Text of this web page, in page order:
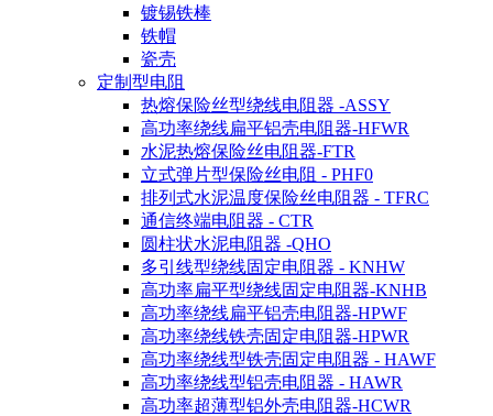
镀锡铁棒
铁帽
瓷壳
定制型电阻
热熔保险丝型绕线电阻器 -ASSY
高功率绕线扁平铝壳电阻器-HFWR
水泥热熔保险丝电阻器-FTR
立式弹片型保险丝电阻 - PHF0
排列式水泥温度保险丝电阻器 - TFRC
通信终端电阻器 - CTR
圆柱状水泥电阻器 -QHO
多引线型绕线固定电阻器 - KNHW
高功率扁平型绕线固定电阻器-KNHB
高功率绕线扁平铝壳电阻器-HPWF
高功率绕线铁壳固定电阻器-HPWR
高功率绕线型铁壳固定电阻器 - HAWF
高功率绕线型铝壳电阻器 - HAWR
高功率超薄型铝外壳电阻器-HCWR